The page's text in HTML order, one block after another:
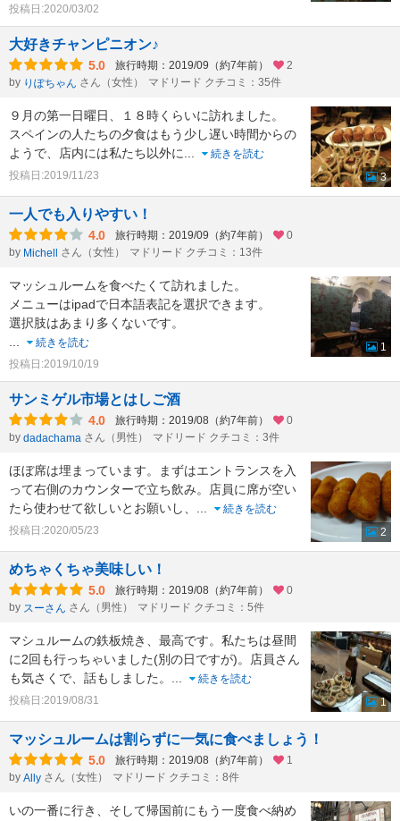
投稿日:2020/03/02
大好きチャンピニオン♪
5.0 旅行時期：2019/09（約7年前）
2
by りぽちゃん さん（女性） マドリード クチコミ：35件
９月の第一日曜日、１８時くらいに訪れました。
スペインの人たちの夕食はもう少し遅い時間からの
ようで、店内には私たち以外に
続きを読む
投稿日:2019/11/23
3
一人でも入りやすい！
4.0 旅行時期：2019/09（約7年前）
0
by Michell さん（女性） マドリード クチコミ：13件
マッシュルームを食べたくて訪れました。
メニューはipadで日本語表記を選択できます。
選択肢はあまり多くないです。
続きを読む
投稿日:2019/10/19
1
サンミゲル市場とはしご酒
4.0 旅行時期：2019/08（約7年前）
0
by dadachama さん（男性） マドリード クチコミ：3件
ほぼ席は埋まっています。まずはエントランスを入
って右側のカウンターで立ち飲み。店員に席が空い
たら使わせて欲しいとお願いし、
続きを読む
投稿日:2020/05/23
2
めちゃくちゃ美味しい！
5.0 旅行時期：2019/08（約7年前）
0
by スーさん さん（男性） マドリード クチコミ：5件
マシュルームの鉄板焼き、最高です。私たちは昼間
に2回も行っちゃいました(別の日ですが)。店員さん
も気さくで、話もしました。
続きを読む
投稿日:2019/08/31
1
マッシュルームは割らずに一気に食べましょう！
5.0 旅行時期：2019/08（約7年前）
1
by Ally さん（女性） マドリード クチコミ：8件
いの一番に行き、そして帰国前にもう一度食べ納め